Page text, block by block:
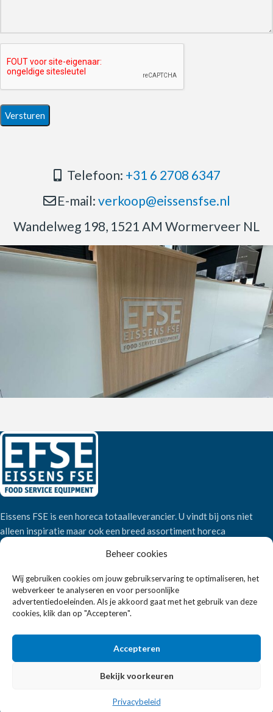
Beheer cookies
Wij gebruiken cookies om jouw gebruikservaring te optimaliseren, het
webverkeer te analyseren en voor persoonlijke
advertentiedoeleinden. Als je akkoord gaat met het gebruik van deze
cookies, klik dan op "Accepteren".
Accepteren
Bekijk voorkeuren
Privacybeleid
Telefoon: +31 6 2708 6347
E-mail: verkoop@eissensfse.nl
Wandelweg 198, 1521 AM Wormerveer NL
Eissens FSE is een horeca totaalleverancier. U vindt bij ons niet
alleen inspiratie maar ook een breed assortiment horeca
apparatuur.
Wandelweg 198, 1521 AM Wormerveer
Telefoon:+31 6 2708 6347
E-mail: verkoop@eissensfse.nl
KLANTENSERVICE
Onze aanpak
Verzenden en retourneren